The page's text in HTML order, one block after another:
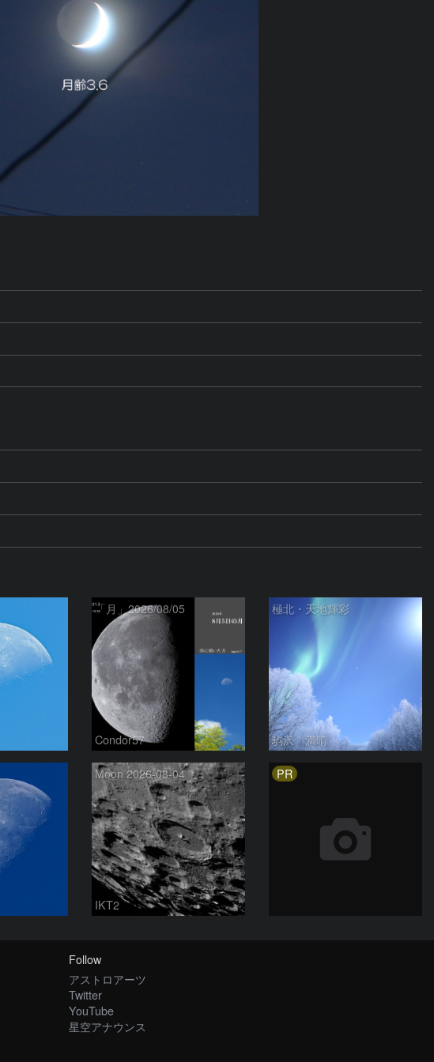
「月」2026/08/05
Condor57
極北・天地輝彩
駒沢 満晴
Moon 2026-08-04
IKT2
PR
Follow
アストロアーツ
Twitter
YouTube
星空アナウンス